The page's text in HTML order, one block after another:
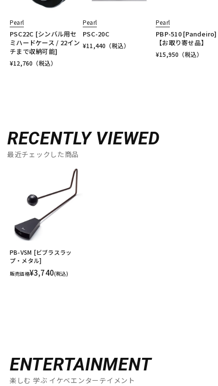
Pearl
PSC22C [シンバル用セ
ミハードケース / 22イン
チまで収納可能]
¥12,760 （税込）
Pearl
PSC-20C
¥11,440 （税込）
Pearl
PBP-510 [Pandeiro]
【お取り寄せ品】
¥15,950 （税込）
RECENTLY VIEWED
最近チェックした商品
PB-VSM [ビブラスラッ
プ・メタル]
販売価格¥3,740(税込)
ENTERTAINMENT
楽しむ 学ぶ イケベエンターテイメント